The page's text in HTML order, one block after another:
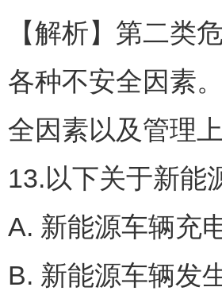
【解析】第二类
各种不安全因素
全因素以及管理上
13.以下关于新能
A. 新能源车辆充
B. 新能源车辆发